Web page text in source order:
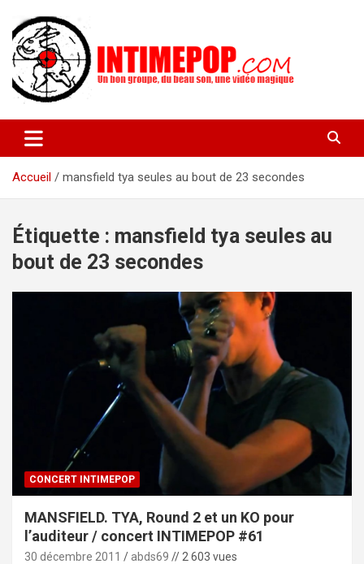
contenu
intimepop.com
actuelles pop rock, post-rock, indé sur Lyon. rock pop concert
lyon
Accueil
mansfield tya seules au bout de 23 secondes
Étiquette : mansfield tya seules au
bout de 23 secondes
CONCERT INTIMEPOP
MANSFIELD. TYA, Round 2 et un KO pour
l’auditeur / concert INTIMEPOP #61
30 décembre 2011 abds69 // 2 603 vues